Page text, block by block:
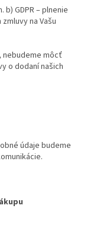
GDPR – plnenie
na Vašu
nebudeme môcť
o dodaní našich
údaje budeme